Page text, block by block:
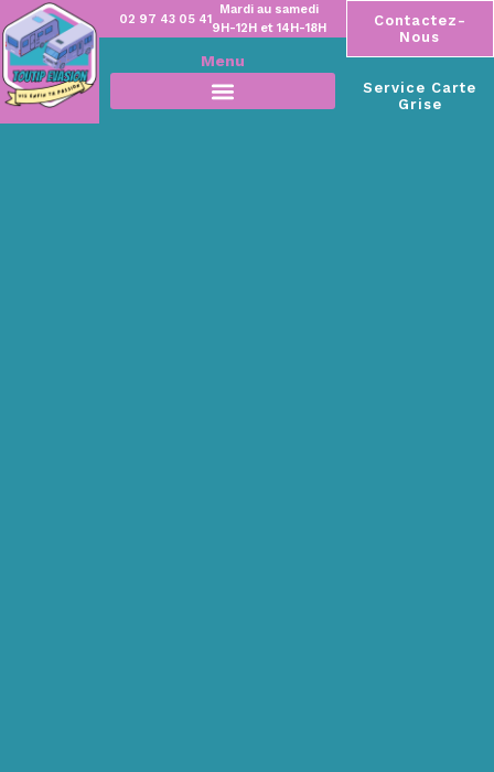
02 97 43 05 41
Mardi au samedi
9H-12H et 14H-18H
Menu
Contactez-
Nous
Service Carte
Grise